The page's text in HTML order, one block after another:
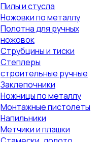
Пилы и стусла
Ножовки по металлу
Полотна для ручных
ножовок
Струбцины и тиски
Степлеры
строительные ручные
Заклепочники
Ножницы по металлу
Монтажные пистолеты
Напильники
Метчики и плашки